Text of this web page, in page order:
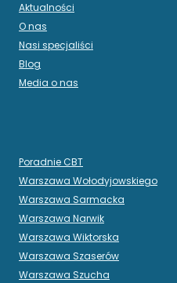
Aktualności
O nas
Nasi specjaliści
Blog
Media o nas
Poradnie CBT
Warszawa Wołodyjowskiego
Warszawa Sarmacka
Warszawa Narwik
Warszawa Wiktorska
Warszawa Szaserów
Warszawa Szucha